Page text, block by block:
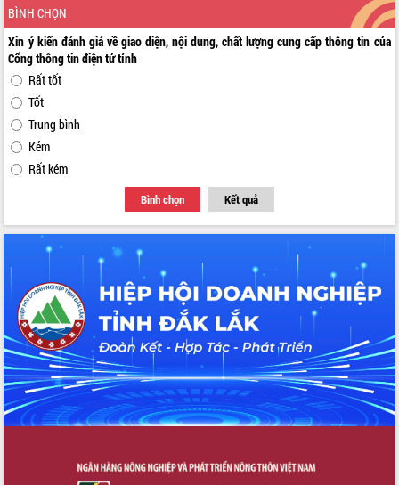
BÌNH CHỌN
Xin ý kiến đánh giá về giao diện, nội dung, chất lượng cung cấp thông tin của
Cổng thông tin điện tử tỉnh
Rất tốt
Tốt
Trung bình
Kém
Rất kém
Bình chọn Kết quả